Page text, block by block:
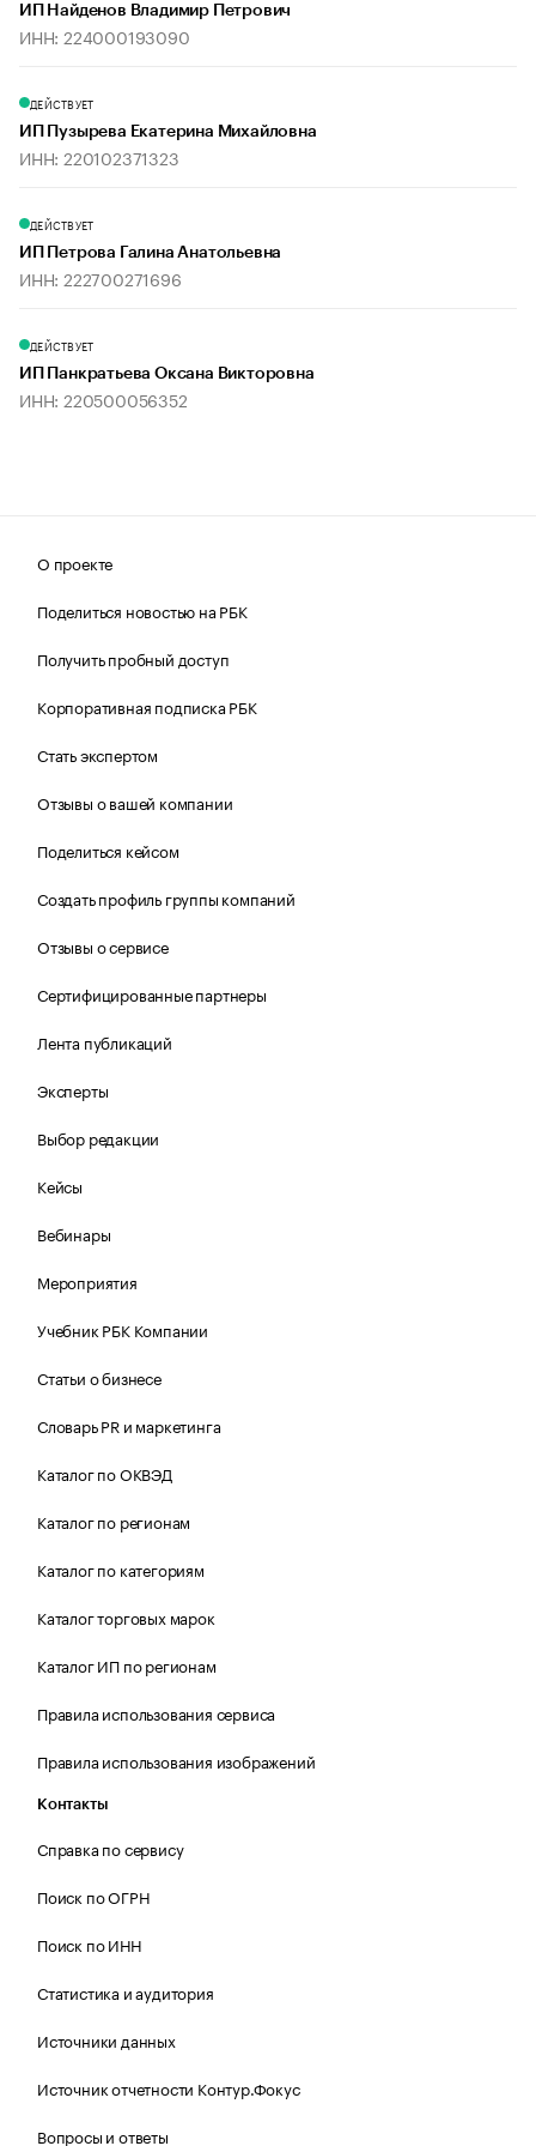
ИП Найденов Владимир Петрович
ИНН: 224000193090
ДЕЙСТВУЕТ
ИП Пузырева Екатерина Михайловна
ИНН: 220102371323
ДЕЙСТВУЕТ
ИП Петрова Галина Анатольевна
ИНН: 222700271696
ДЕЙСТВУЕТ
ИП Панкратьева Оксана Викторовна
ИНН: 220500056352
О проекте
Поделиться новостью на РБК
Получить пробный доступ
Корпоративная подписка РБК
Стать экспертом
Отзывы о вашей компании
Поделиться кейсом
Создать профиль группы компаний
Отзывы о сервисе
Сертифицированные партнеры
Лента публикаций
Эксперты
Выбор редакции
Кейсы
Вебинары
Мероприятия
Учебник РБК Компании
Статьи о бизнесе
Словарь PR и маркетинга
Каталог по ОКВЭД
Каталог по регионам
Каталог по категориям
Каталог торговых марок
Каталог ИП по регионам
Правила использования сервиса
Правила использования изображений
Контакты
Справка по сервису
Поиск по ОГРН
Поиск по ИНН
Статистика и аудитория
Источники данных
Источник отчетности Контур.Фокус
Вопросы и ответы